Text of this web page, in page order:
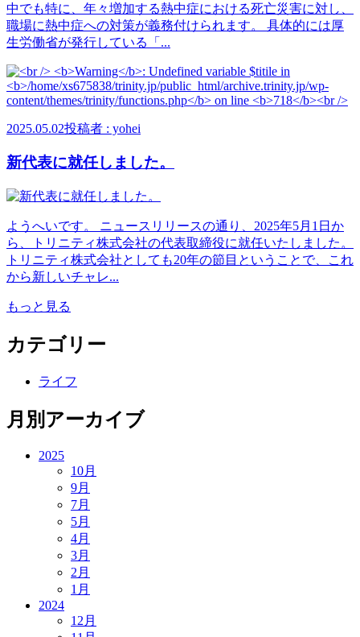
中でも特に、年々増加する熱中症における死亡災害に対し、
職場に熱中症への対策が義務付けられます。 具体的には厚
生労働省が発行している「...
2025.05.02投稿者 : yohei
新代表に就任しました。
ようへいです。 ニュースリリースの通り、2025年5月1日か
ら、トリニティ株式会社の代表取締役に就任いたしました。
トリニティ株式会社としても20年の節目ということで、これ
から新しいチャレ...
もっと見る
カテゴリー
ライフ
月別アーカイブ
2025
10月
9月
7月
5月
4月
3月
2月
1月
2024
12月